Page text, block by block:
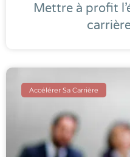
Mettre à profit
Accélérer Sa Carrière